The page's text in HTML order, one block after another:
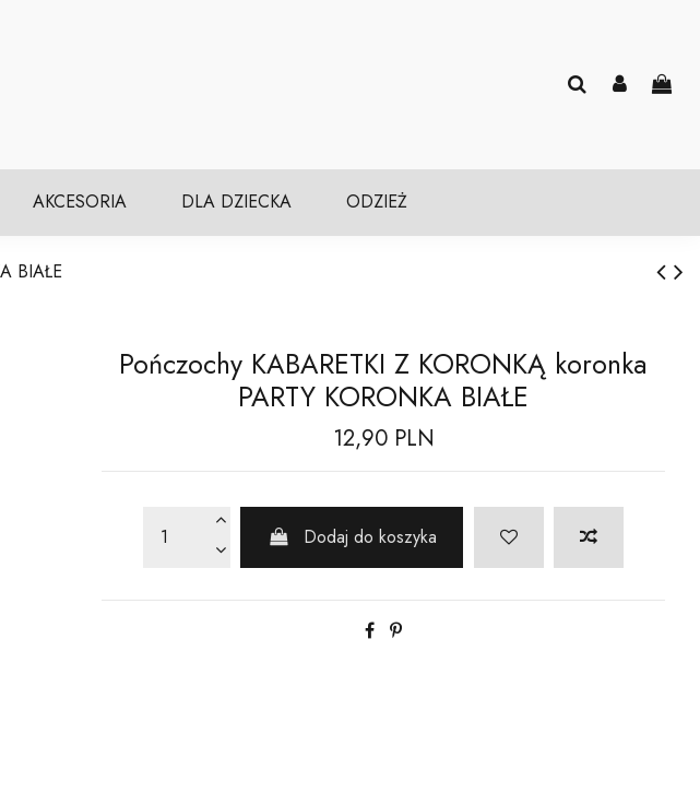
AKCESORIA DLA DZIECKA ODZIEŻ
BIAŁE
Pończochy KABARETKI Z KORONKĄ koronka
PARTY KORONKA BIAŁE
12,90 PLN
Dodaj do koszyka